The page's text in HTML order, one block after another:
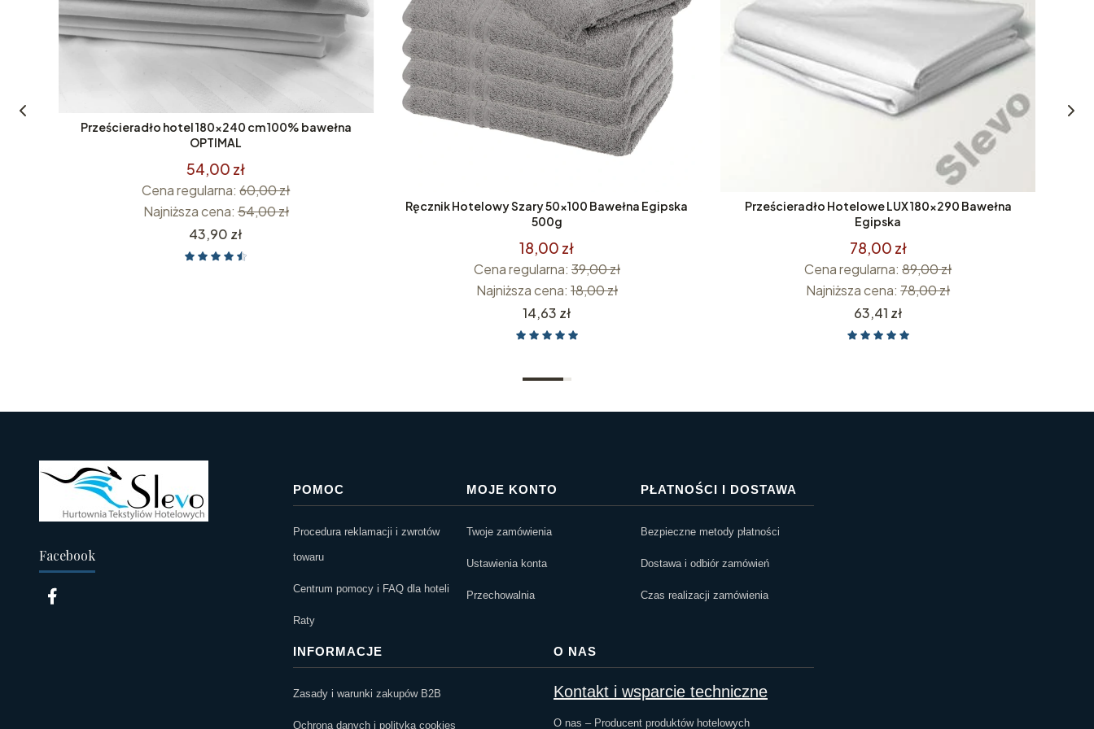
Prześcieradło hotel 180x240 cm 100% bawełna
OPTIMAL
54,00 zł
Cena regularna: 60,00 zł
Najniższa cena: 54,00 zł
Cena
43,90 zł
Ręcznik Hotelowy Szary 50x100 Bawełna Egipska
500g
18,00 zł
Cena regularna: 39,00 zł
Najniższa cena: 18,00 zł
Cena
14,63 zł
Prześcieradło Hotelowe LUX 180x290 Bawełna
Egipska
78,00 zł
Cena regularna: 89,00 zł
Najniższa cena: 78,00 zł
Cena
63,41 zł
Facebook
POMOC
Procedura reklamacji i zwrotów
towaru
Centrum pomocy i FAQ dla hoteli
Raty
MOJE KONTO
Twoje zamówienia
Ustawienia konta
Przechowalnia
PŁATNOŚCI I DOSTAWA
Bezpieczne metody płatności
Dostawa i odbiór zamówień
Czas realizacji zamówienia
INFORMACJE
Zasady i warunki zakupów B2B
Ochrona danych i polityka cookies
O NAS
Kontakt i wsparcie techniczne
O nas – Producent produktów hotelowych